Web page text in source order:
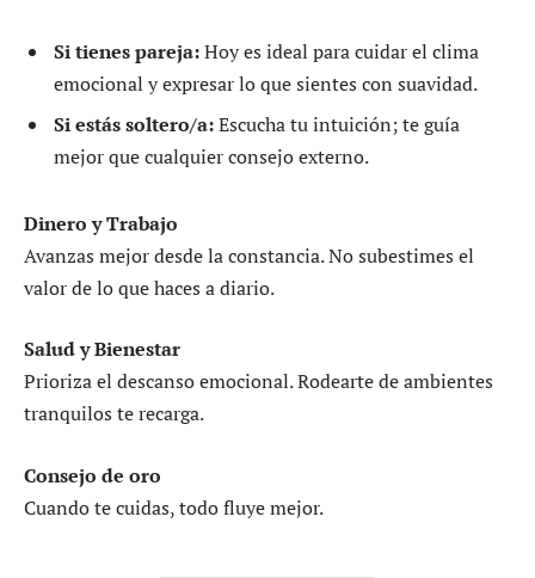
Si tienes pareja:Hoy es ideal para cuidar el clima
emocional y expresar lo que sientes con suavidad.
Si estás soltero/a:Escucha tu intuición; te guía
mejor que cualquier consejo externo.
Dinero y Trabajo
Avanzas mejor desde la constancia. No subestimes el
valor de lo que haces a diario.
Salud y Bienestar
Prioriza el descanso emocional. Rodearte de ambientes
tranquilos te recarga.
Consejo de oro
Cuando te cuidas, todo fluye mejor.